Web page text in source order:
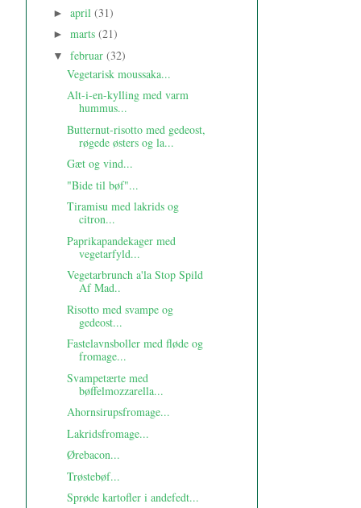
► april (31)
► marts (21)
▼ februar (32)
Vegetarisk moussaka...
Alt-i-en-kylling med varm
hummus...
Butternut-risotto med gedeost,
røgede østers og la...
Gæt og vind...
"Bide til bøf"...
Tiramisu med lakrids og
citron...
Paprikapandekager med
vegetarfyld...
Vegetarbrunch a'la Stop Spild
Af Mad..
Risotto med svampe og
gedeost...
Fastelavnsboller med fløde og
fromage...
Svampetærte med
bøffelmozzarella...
Ahornsirupsfromage...
Lakridsfromage...
Ørebacon...
Trøstebøf...
Sprøde kartofler i andefedt...